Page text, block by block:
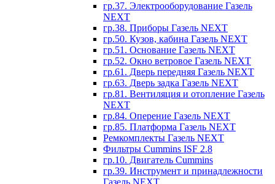
гр.37. Электрооборудование Газель
NEXT
гр.38. Приборы Газель NEXT
гр.50. Кузов, кабина Газель NEXT
гр.51. Основание Газель NEXT
гр.52. Окно ветровое Газель NEXT
гр.61. Дверь передняя Газель NEXT
гр.63. Дверь задка Газель NEXT
гр.81. Вентиляция и отопление Газель
NEXT
гр.84. Оперение Газель NEXT
гр.85. Платформа Газель NEXT
Ремкомплекты Газель NEXT
Фильтры Cummins ISF 2.8
гр.10. Двигатель Cummins
гр.39. Инструмент и принадлежности
Газель NEXT